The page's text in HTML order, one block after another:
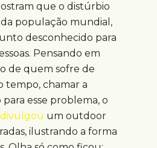
que o distúrbio
população mundial,
desconhecido para
Pensando em
de quem sofre de
tempo, chamar a
esse problema, o
divulgou um outdoor
ilustrando a forma